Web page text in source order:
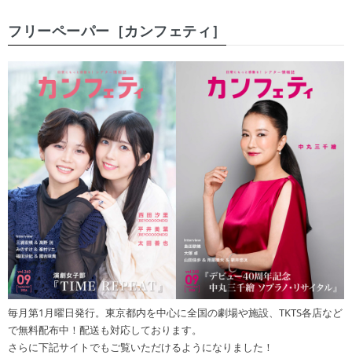
フリーペーパー［カンフェティ］
毎月第1月曜日発行。東京都内を中心に全国の劇場や施設、TKTS各店など
で無料配布中！配送も対応しております。
さらに下記サイトでもご覧いただけるようになりました！